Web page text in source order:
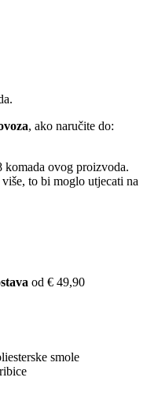
, ako naručite do:
komada ovog proizvoda.
to bi moglo utjecati na
od € 49,90
smole